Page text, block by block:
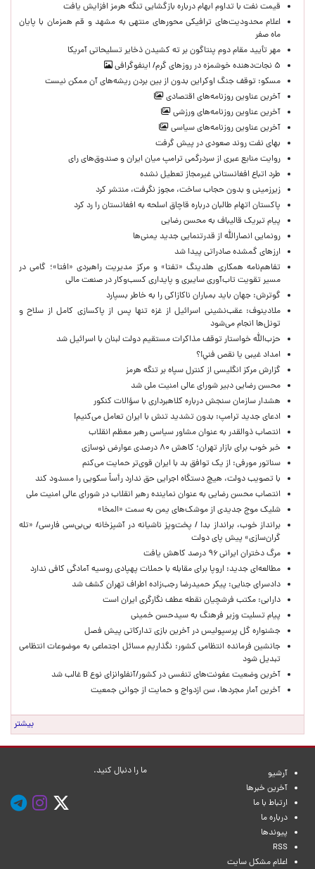
قیمت نفت با تداوم ابهام درباره بازگشایی تنگه هرمز افزایش یافت
اعلام محدودیت‌های ترافیکی محورهای منتهی به مشهد و قم همزمان با پایان
ماه صفر
مهر تأیید مقام دوم پنتاگون بر ته کشیدن ذخایر تسلیحاتی آمریکا
۵ نجات‌دهنده خوشمزه در روزهای گرم/ اینفوگرافی
مسکو: توقف جنگ اوکراین بدون از بین بردن ریشه‌های آن ممکن نیست
آخرین عناوین روزنامه‌های اقتصادی
آخرین عناوین روزنامه‌های ورزشی
آخرین عناوین روزنامه‌های سیاسی
بهای نفت روند صعودی در پیش گرفت
روایت منابع عبری از سردرگمی ترامپ میان ایران و صندوق‌های رای
طرد اتباع افغانستانی غیرمجاز تعطیل نشده
زیرزمینی و بدون حجاب ساخت، مجوز نگرفت، منتشر کرد
پاکستان اتهام طالبان درباره قاچاق اسلحه به افغانستان را رد کرد
پیام تبریک قالیباف به محسن رضایی
رونمایی انصارالله از قدرتنمایی جدید یمنی‌ها
ارزهای گمشده صادراتی پیدا شد
تفاهم‌نامه همکاری هلدینگ «تفتا» و مرکز مدیریت راهبردی «افتا»؛ گامی در
مسیر تقویت تاب‌آوری سایبری و پایداری کسب‌وکار در صنعت مالی
گوترش: جهان باید بمباران ناکازاکی را به‌ خاطر بسپارد
ملادینوف: عقب‌نشینی اسرائیل از غزه تنها پس از پاکسازی کامل از سلاح و
تونل‌ها انجام می‌شود
حزب‌الله خواستار توقف مذاکرات مستقیم دولت لبنان با اسرائیل شد
امداد غیبی يا نقص فني!؟
گزارش مرکز انگلیسی از کنترل سپاه بر تنگه هرمز
محسن رضایی دبیر شورای عالی امنیت ملی شد
هشدار سازمان سنجش درباره کلاهبرداری با سؤالات کنکور
ادعای جدید ترامپ: بدون تشدید تنش با ایران تعامل می‌کنیم!
انتصاب ذوالقدر به عنوان مشاور سیاسی رهبر معظم انقلاب
خبر خوب برای بازار تهران؛ کاهش ۸۰ درصدی عوارض نوسازی
سناتور مورفی: از یک توافق بد با ایران قوی‌تر حمایت می‌کنم
با تصویب دولت، هیچ دستگاه اجرایی حق ندارد رأساً سکویی را مسدود کند
انتصاب محسن رضایی به عنوان نماینده رهبر انقلاب در شورای عالی امنیت ملی
شلیک موج جدیدی از موشک‌های یمن به سمت «المخا»
برانداز خوب، برانداز بد! / پخت‌وپز ناشیانه در آشپزخانه‌ بی‌بی‌سی فارسی/ «تله
گران‌سازی» پیش پای دولت
مرگ دختران ایرانی ۹۶ درصد کاهش یافت
مطالعه‌ای جدید: اروپا برای مقابله با حملات پهپادی روسیه آمادگی کافی ندارد
دادسرای جنایی: پیکر حمیدرضا رجب‌زاده اطراف تهران کشف شد
دارابی: مکتب فرشچیان نقطه عطف نگارگری ایران است
پیام تسلیت وزیر فرهنگ به سیدحسن خمینی
جشنواره گل پرسپولیس در آخرین بازی تدارکاتی پیش فصل
جانشین فرمانده انتظامی کشور: نگذاریم مسائل اجتماعی به موضوعات انتظامی
تبدیل شود
آخرین وضعیت عفونت‌های تنفسی در کشور/آنفلوانزای نوع B غالب شد
آخرین آمار مجردها، سن ازدواج و حمایت از جوانی جمعیت
بیشتر
آرشیو
آخرین خبرها
ارتباط با ما
درباره ما
پیوندها
RSS
اعلام مشکل سایت
ما را دنبال کنید.